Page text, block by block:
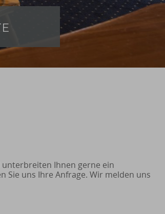
Ihnen gerne ein
Sie uns Ihre Anfrage. Wir melden uns